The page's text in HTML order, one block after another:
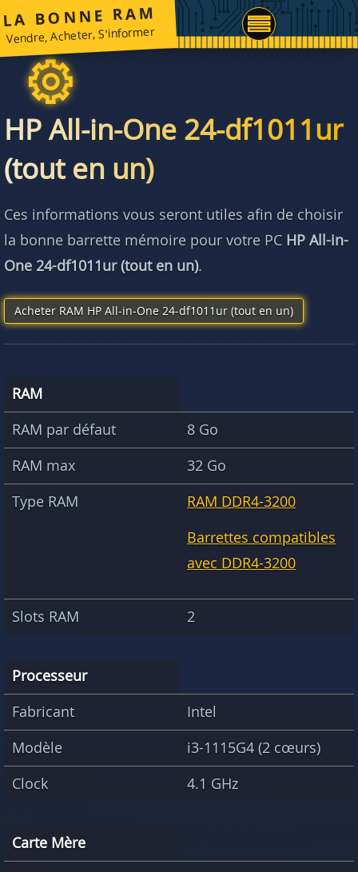
LA BONNE RAM
Vendre, Acheter, S'informer
HP All-in-One 24-df1011ur
(tout en un)
Ces informations vous seront utiles afin de choisir
la bonne barrette mémoire pour votre PC HP All-in-
One 24-df1011ur (tout en un).
Acheter RAM HP All-in-One 24-df1011ur (tout en un)
RAM
RAM par défaut
8 Go
RAM max
32 Go
Type RAM
RAM DDR4-3200
Barrettes compatibles
avec DDR4-3200
Slots RAM 2
Processeur
Fabricant
Intel
Modèle
i3-1115G4 (2 cœurs)
Clock
4.1 GHz
Carte Mère